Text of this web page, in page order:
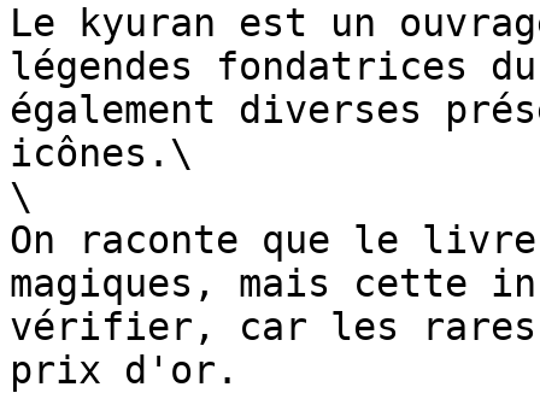
Le kyuran est un
légendes fondatrices
également diverses
icônes.\
\
On raconte que le
magiques, mais cette
vérifier, car les rares
prix d'or.